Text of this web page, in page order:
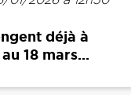
déjà à
18 mars...